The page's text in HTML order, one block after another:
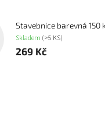
Stavebnice barevná 150
Skladem (>5 KS)
269 Kč